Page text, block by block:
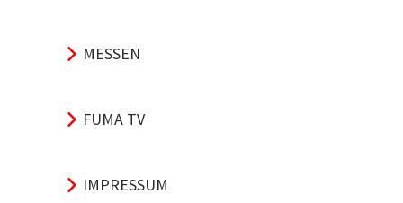
MESSEN
FUMA TV
IMPRESSUM